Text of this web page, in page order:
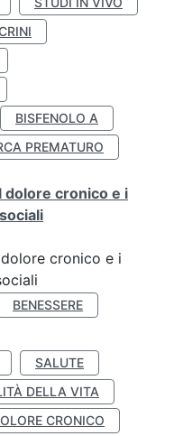
BISFENOLO A
PREMATURO
dolore cronico e i
cronico e i
BENESSERE
SALUTE
DELLA VITA
CRONICO